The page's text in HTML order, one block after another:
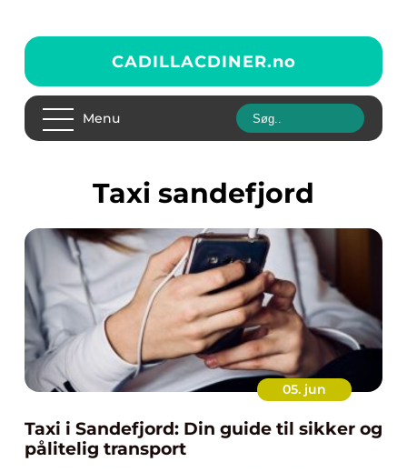
CADILLACDINER.no
Menu
taxi sandefjord
05. jun
Taxi i Sandefjord: Din guide til sikker og
pålitelig transport